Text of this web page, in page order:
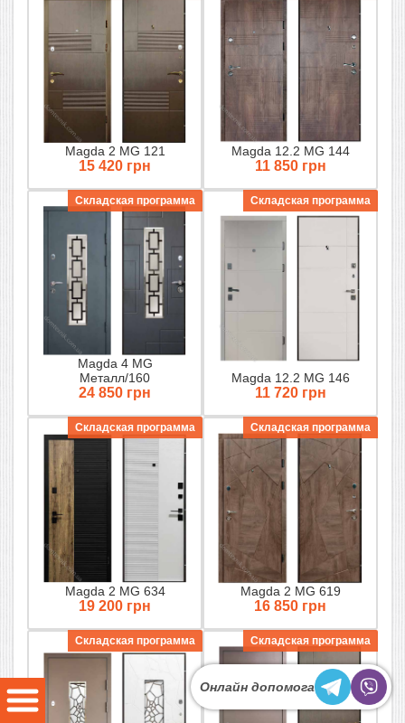
Magda 2 MG 121
15 420 грн
Magda 12.2 MG 144
11 850 грн
Magda 4 MG
Металл/160
24 850 грн
Складская программа
Magda 12.2 MG 146
11 720 грн
Складская программа
Magda 2 MG 634
19 200 грн
Складская программа
Magda 2 MG 619
16 850 грн
Складская программа
Складская программа Складская программа
Онлайн допомога